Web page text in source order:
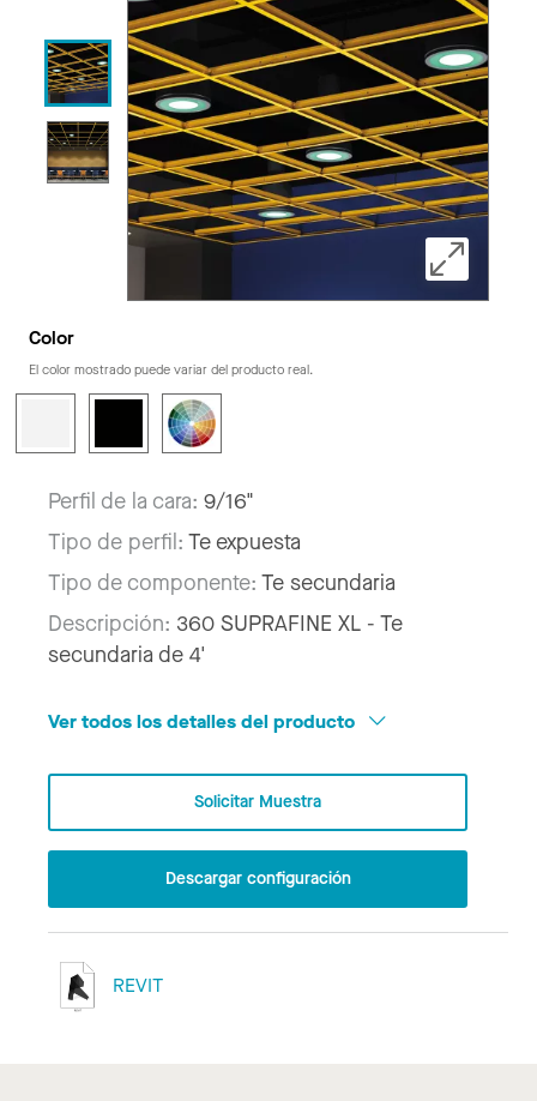
Color
El color mostrado puede variar del producto real.
Perfil de la cara: 9/16"
Tipo de perfil: Te expuesta
Tipo de componente: Te secundaria
Descripción: 360 SUPRAFINE XL - Te
secundaria de 4'
Ver todos los detalles del producto
Solicitar Muestra
Descargar configuración
REVIT